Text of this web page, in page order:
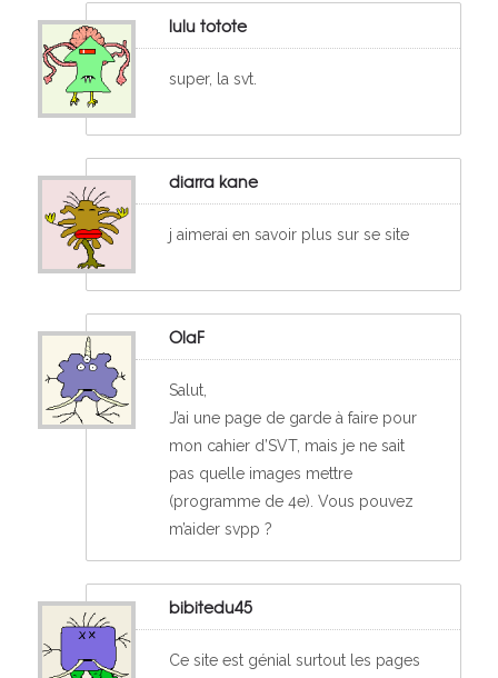
lulu totote
super, la svt.
diarra kane
j aimerai en savoir plus sur se site
OlaF
Salut,
J’ai une page de garde à faire pour
mon cahier d’SVT, mais je ne sait
pas quelle images mettre
(programme de 4e). Vous pouvez
m’aider svpp ?
bibitedu45
Ce site est génial surtout les pages